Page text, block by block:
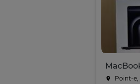
Point-e,